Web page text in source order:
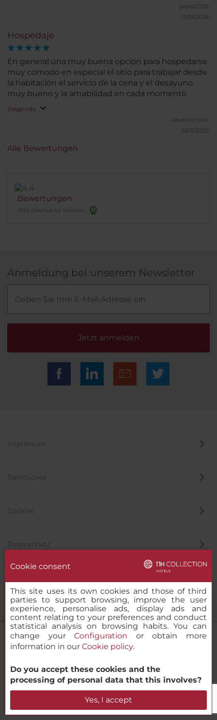
NH Collection Quito Royal
Verfügbarkeit prüfen
gvela2026.
13/01/2026
Hospedaje
En general una muy buena opción para hospedarse
muy comodo en especial el sitio para trabajar desde
la habitación el servicio de la cena y el desayuno
muy bueno y la amabilidad en cada momento
Zeige Info
AlexMoscoso.
26/11/2025
Bewertungen
2025 Zertifikat für Exzellenz
Alle Bewertungen
Anmeldung bei unserem Newsletter
Jetzt anmelden
Impressum
Rechtliches
Cookies
Datenschutz
© 2000 – 2026 MINOR HOTELS EUROPE & AMERICAS Santa Engracia
Cookie consent
This site uses its own cookies and those of third
parties to support browsing, improve the user
experience, personalise ads, display ads and
content relating to your preferences and conduct
statistical analysis on browsing habits. You can
change yourConfiguration or obtain more
information in our Cookie policy.
Do you accept these cookies and the
processing of personal data that this involves?
Yes, I accept